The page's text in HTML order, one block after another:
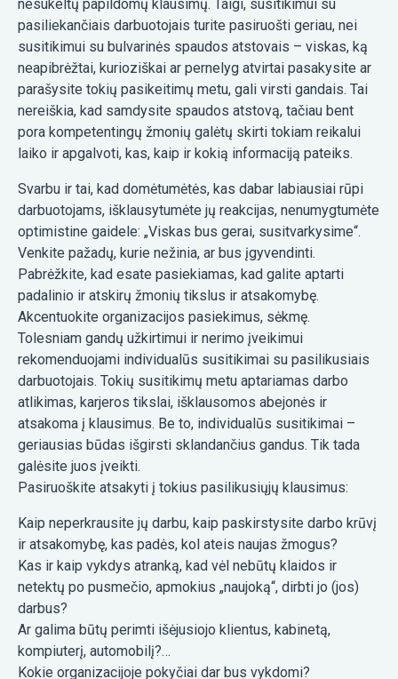
nesukeltų papildomų klausimų. Taigi, susitikimui su
pasiliekančiais darbuotojais turite pasiruošti geriau, nei
susitikimui su bulvarinės spaudos atstovais – viskas, ką
neapibrėžtai, kurioziškai ar pernelyg atvirtai pasakysite ar
parašysite tokių pasikeitimų metu, gali virsti gandais. Tai
nereiškia, kad samdysite spaudos atstovą, tačiau bent
pora kompetentingų žmonių galėtų skirti tokiam reikalui
laiko ir apgalvoti, kas, kaip ir kokią informaciją pateiks.
Svarbu ir tai, kad domėtumėtės, kas dabar labiausiai rūpi
darbuotojams, išklausytumėte jų reakcijas, nenumygtumėte
optimistine gaidele: „Viskas bus gerai, susitvarkysime“.
Venkite pažadų, kurie nežinia, ar bus įgyvendinti.
Pabrėžkite, kad esate pasiekiamas, kad galite aptarti
padalinio ir atskirų žmonių tikslus ir atsakomybę.
Akcentuokite organizacijos pasiekimus, sėkmę.
Tolesniam gandų užkirtimui ir nerimo įveikimui
rekomenduojami individualūs susitikimai su pasilikusiais
darbuotojais. Tokių susitikimų metu aptariamas darbo
atlikimas, karjeros tikslai, išklausomos abejonės ir
atsakoma į klausimus. Be to, individualūs susitikimai –
geriausias būdas išgirsti sklandančius gandus. Tik tada
galėsite juos įveikti.
Pasiruoškite atsakyti į tokius pasilikusiųjų klausimus:
Kaip neperkrausite jų darbu, kaip paskirstysite darbo krūvį
ir atsakomybę, kas padės, kol ateis naujas žmogus?
Kas ir kaip vykdys atranką, kad vėl nebūtų klaidos ir
netektų po pusmečio, apmokius „naujoką“, dirbti jo (jos)
darbus?
Ar galima būtų perimti išėjusiojo klientus, kabinetą,
kompiuterį, automobilį?…
Kokie organizacijoje pokyčiai dar bus vykdomi?